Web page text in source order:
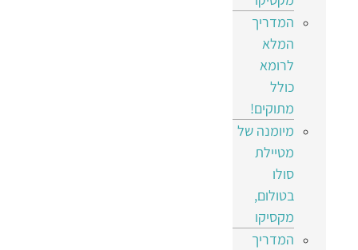
המדריך
המלא
לרומא
כולל
מתוקים!
מיומנה של
מטיילת
סולו
בטולום,
מקסיקו
המדריך